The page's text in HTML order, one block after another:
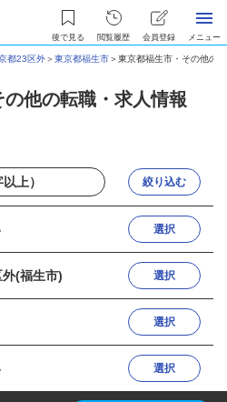
後で見る 閲覧履歴 会員登録 メニュー
都23区外＞東京都福生市＞東京都福生市・その他の
他の転職・求人情報
絞り込む
選択
(福生市) 選択
選択
選択